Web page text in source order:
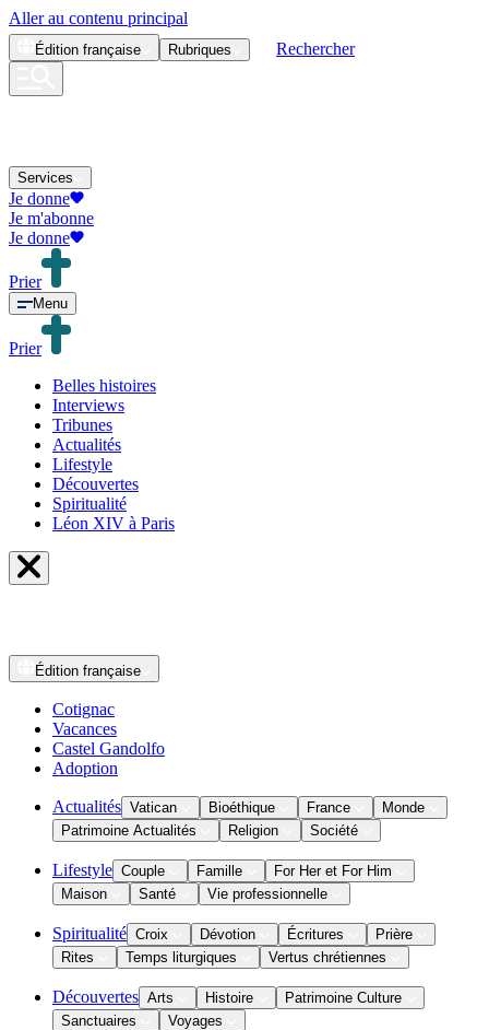
Aller au contenu principal
Édition française Rubriques Rechercher
Services
Je donne
Je m'abonne
Je donne
Prier
Menu
Prier
Belles histoires
Interviews
Tribunes
Actualités
Lifestyle
Découvertes
Spiritualité
Léon XIV à Paris
Édition française
Cotignac
Vacances
Castel Gandolfo
Adoption
Actualités Vatican Bioéthique France
Monde
Patrimoine Actualités
Religion Société
Lifestyle Couple Famille
For Her et For Him
Maison
Santé Vie professionnelle
Spiritualité Croix Dévotion Écritures
Prière
Rites
Temps liturgiques Vertus chrétiennes
Découvertes Arts Histoire
Patrimoine Culture
Sanctuaires
Voyages